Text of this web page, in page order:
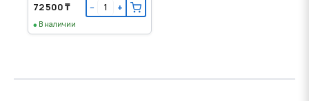
72 500 ₸ − +
В наличии